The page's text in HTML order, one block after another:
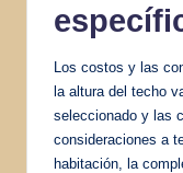
Los costos y las
la altura del techo
seleccionado y las
consideraciones a
habitación, la